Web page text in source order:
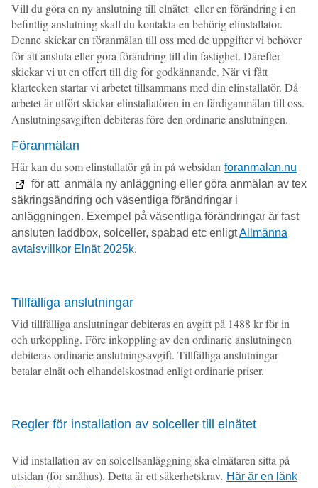
Vill du göra en ny anslutning till elnätet eller en förändring i en
befintlig anslutning skall du kontakta en behörig elinstallatör.
Denne skickar en föranmälan till oss med de uppgifter vi behöver
för att ansluta eller göra förändring till din fastighet. Därefter
skickar vi ut en offert till dig för godkännande. När vi fått
klartecken startar vi arbetet tillsammans med din elinstallatör. Då
arbetet är utfört skickar elinstallatören in en färdiganmälan till oss.
Anslutningsavgiften debiteras före den ordinarie anslutningen.
Föranmälan
Här kan du som elinstallatör gå in på websidan foranmalan.nu
för att anmäla ny anläggning eller göra anmälan av tex
säkringsändring och väsentliga förändringar i
anläggningen. Exempel på väsentliga förändringar är fast
ansluten laddbox, solceller, spabad etc enligtAllmänna
avtalsvillkor Elnät 2025k.
Tillfälliga anslutningar
Vid tillfälliga anslutningar debiteras en avgift på 1488 kr för in
och urkoppling. Före inkoppling av den ordinarie anslutningen
debiteras ordinarie anslutningsavgift. Tillfälliga anslutningar
betalar elnät och elhandelskostnad enligt ordinarie priser.
Regler för installation av solceller till elnätet
Vid installation av en solcellsanläggning ska elmätaren sitta på
utsidan (för småhus). Detta är ett säkerhetskrav. Här är en länk